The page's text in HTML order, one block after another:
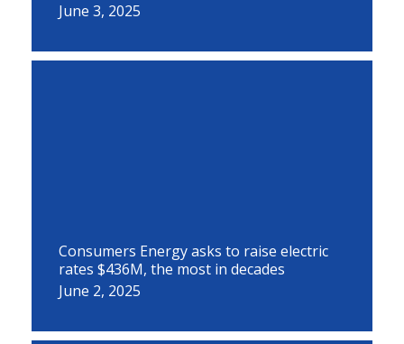
June 3, 2025
Consumers Energy asks to raise electric
rates $436M, the most in decades
June 2, 2025